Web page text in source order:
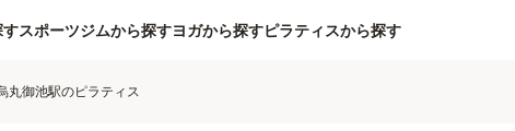
すスポーツジムから探すヨガから探すピラティスから探す
丸御池駅のピラティス